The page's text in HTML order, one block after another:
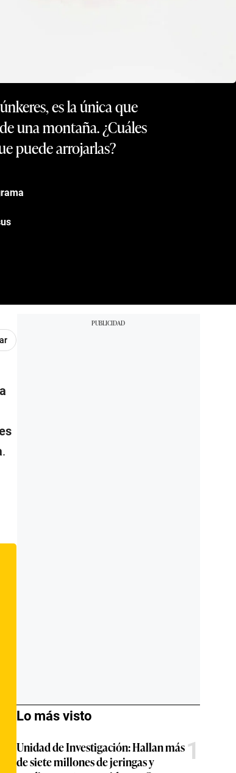
es la única que
una montaña. ¿Cuáles
puede arrojarlas?
.
Lo más visto
Unidad de Investigación: Hallan más
de siete millones de jeringas y
1